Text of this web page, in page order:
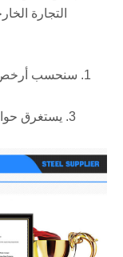
التجارة
1. سنحسب أرخص تكلفة الشحن وإرسالها إلى بريد إلكتروني.